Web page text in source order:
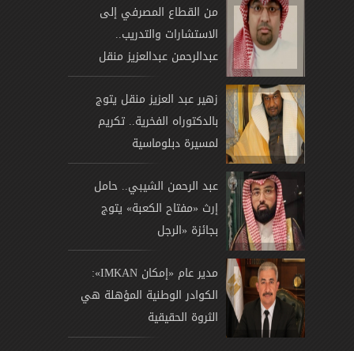
من القطاع المصرفي إلى
الاستشارات والتدريب..
عبدالرحمن عبدالعزيز منقل
زهير عبد العزيز منقل يتوج
بالدكتوراه الفخرية.. تكريم
لمسيرة دبلوماسية
عبد الرحمن الشيبي.. حامل
إرث «مفتاح الكعبة» يتوج
بجائزة «الرجل
مدير عام «إمكان IMKAN»:
الكوادر الوطنية المؤهلة هي
الثروة الحقيقية